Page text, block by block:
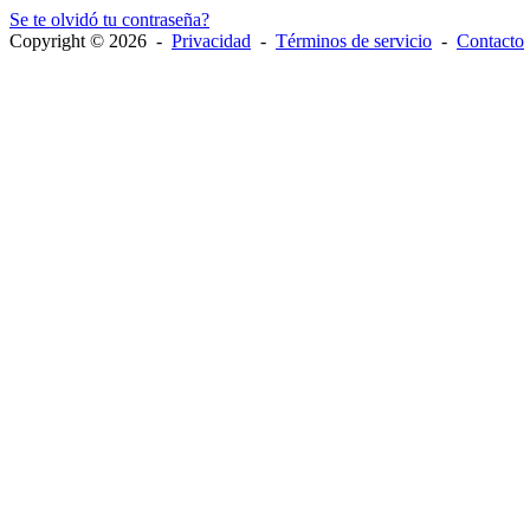
Se te olvidó tu contraseña?
Copyright © 2026 - Privacidad - Términos de servicio - Contacto